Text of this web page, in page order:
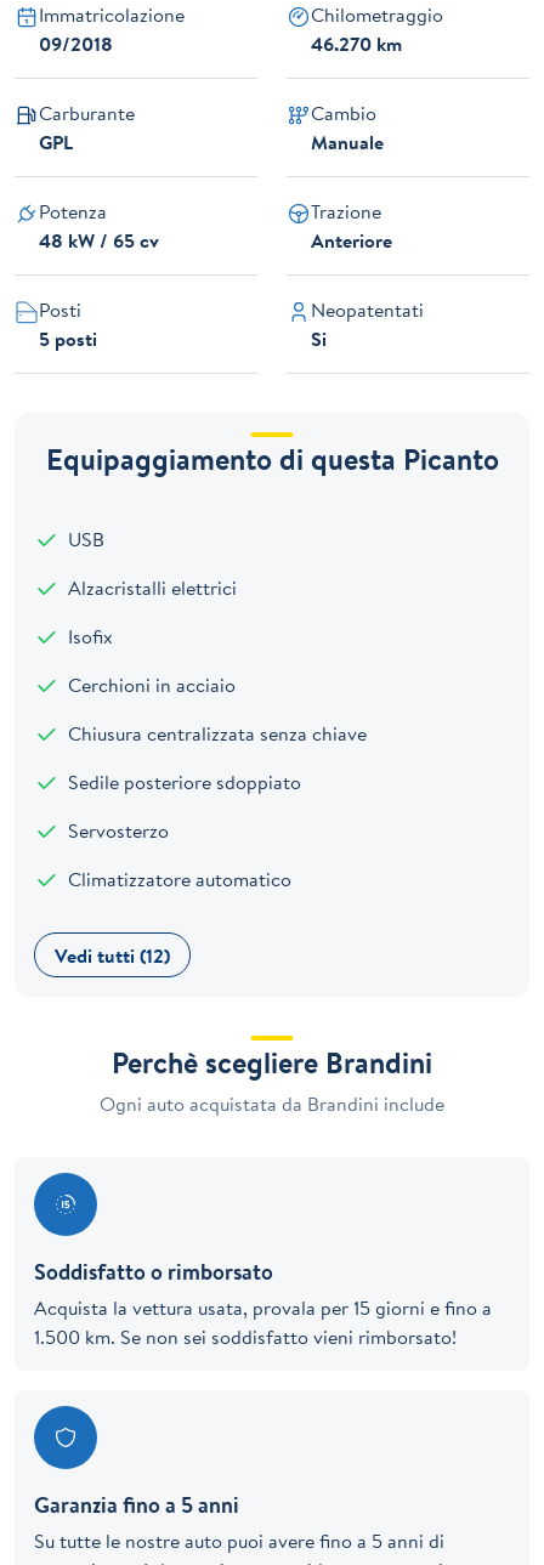
Immatricolazione
09/2018
Chilometraggio
46.270 km
Carburante
GPL
Cambio
Manuale
Potenza
48 kW / 65 cv
Trazione
Anteriore
Posti
5 posti
Neopatentati
Si
Equipaggiamento di questa Picanto
USB
Alzacristalli elettrici
Isofix
Cerchioni in acciaio
Chiusura centralizzata senza chiave
Sedile posteriore sdoppiato
Servosterzo
Climatizzatore automatico
Vedi tutti (12)
Perchè scegliere Brandini
Ogni auto acquistata da Brandini include
Soddisfatto o rimborsato
Acquista la vettura usata, provala per 15 giorni e fino a
1.500 km. Se non sei soddisfatto vieni rimborsato!
Garanzia fino a 5 anni
Su tutte le nostre auto puoi avere fino a 5 anni di